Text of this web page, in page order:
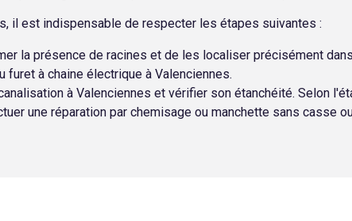
il est indispensable de respecter les étapes suivantes :
la présence de racines et de les localiser précisément
furet à chaine électrique à Valenciennes.
à Valenciennes et vérifier son étanchéité. Selon
une réparation par chemisage ou manchette sans casse